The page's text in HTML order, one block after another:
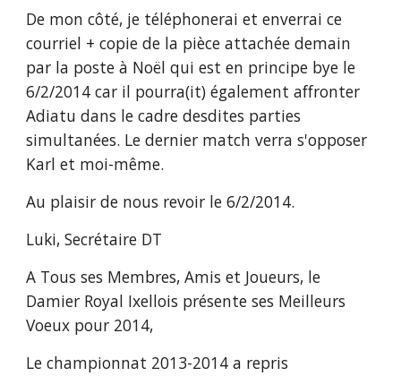
De mon côté, je téléphonerai et enverrai ce
courriel + copie de la pièce attachée demain
par la poste à Noël qui est en principe bye le
6/2/2014 car il pourra(it) également affronter
Adiatu dans le cadre desdites parties
simultanées. Le dernier match verra s'opposer
Karl et moi-même.
Au plaisir de nous revoir le 6/2/2014.
Luki, Secrétaire DT
A Tous ses Membres, Amis et Joueurs, le
Damier Royal Ixellois présente ses Meilleurs
Voeux pour 2014,
Le championnat 2013-2014 a repris